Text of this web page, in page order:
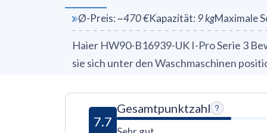
Ø-Preis:~470 €Kapazität: 9kgMaximale
Haier HW90-B16939-UK I-Pro Serie 3
sie sich unter den Waschmaschinen
7.7
Gesamtpunktzahl